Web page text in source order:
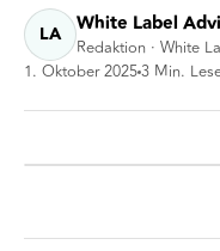
LA White Label
Redaktion · White
1. Oktober 20253 Min.